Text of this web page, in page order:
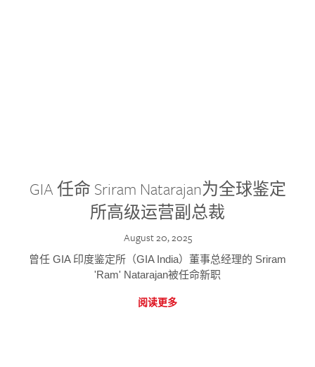
GIA 任命 Sriram Natarajan为全球鉴定
所高级运营副总裁
August 20, 2025
曾任 GIA 印度鉴定所（GIA India）董事总经理的 Sriram
'Ram' Natarajan被任命新职
阅读更多